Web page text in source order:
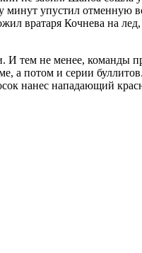
минут упустил отменную
вратаря Кочнева на
И тем не менее, команды
а потом и серии
нанес нападающий